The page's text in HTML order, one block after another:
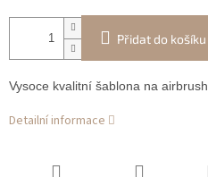
Přidat do košíku
Vysoce kvalitní šablona na airbrush
Detailní informace